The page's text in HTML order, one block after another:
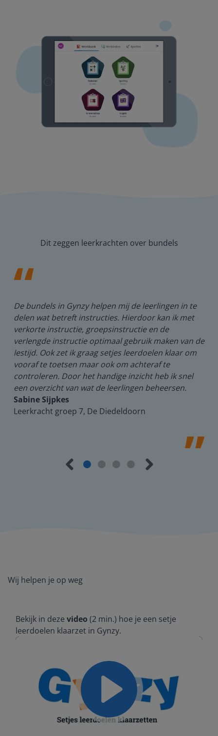
Dit zeggen leerkrachten over bundels
De bundels in Gynzy helpen mij de leerlingen in te
delen wat betreft instructies. Hierdoor kan ik met
verkorte instructie, groepsinstructie en de
verlengde instructie optimaal gebruik maken van de
lestijd. Ook zet ik graag setjes leerdoelen klaar om
vooraf te toetsen maar ook om achteraf te
controleren. Door het handige inzicht heb ik snel
een overzicht van wat de leerlingen beheersen.
Sabine Sijpkes
Leerkracht groep 7, De Diedeldoorn
Wij helpen je op weg
Bekijk in deze video (2 min.) hoe je een setje
leerdoelen klaarzet in Gynzy.